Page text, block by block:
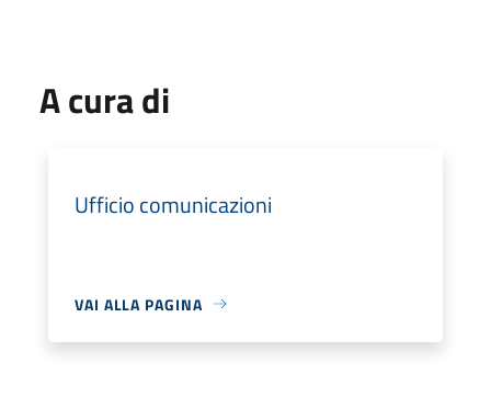
A cura di
Ufficio comunicazioni
VAI ALLA PAGINA